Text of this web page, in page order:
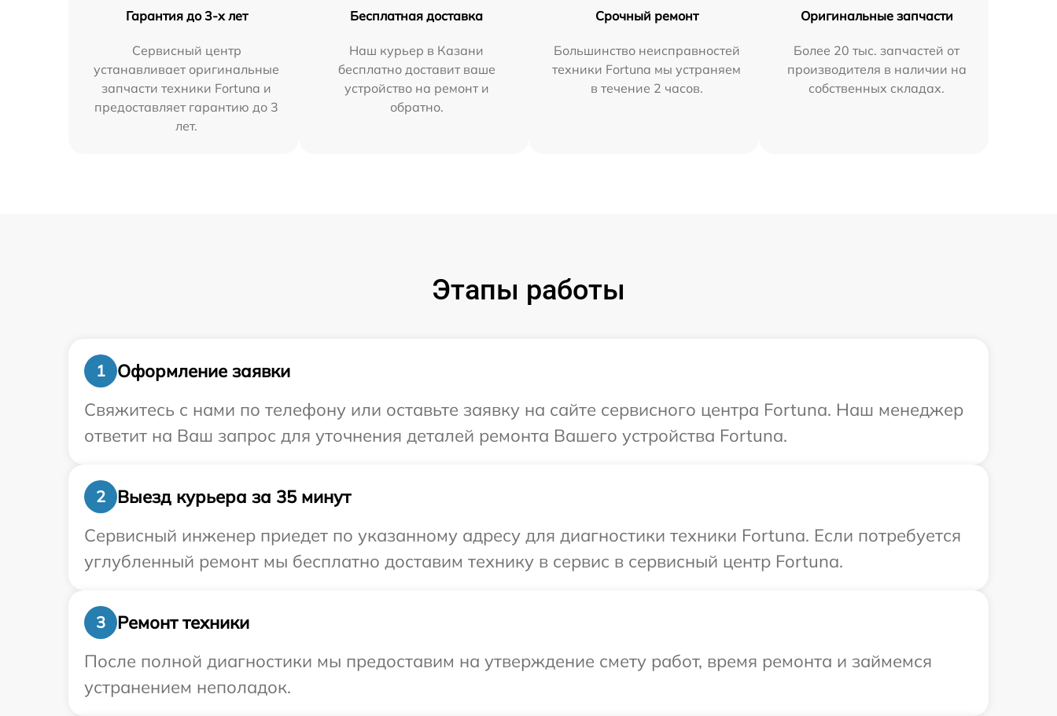
Гарантия до 3-х лет
Сервисный центр
устанавливает оригинальные
запчасти техники Fortuna и
предоставляет гарантию до 3
лет.
Бесплатная доставка
Наш курьер в Казани
бесплатно доставит ваше
устройство на ремонт и
обратно.
Срочный ремонт
Большинство неисправностей
техники Fortuna мы устраняем
в течение 2 часов.
Оригинальные запчасти
Более 20 тыс. запчастей от
производителя в наличии на
собственных складах.
Этапы работы
1
Оформление заявки
Свяжитесь с нами по телефону или оставьте заявку на сайте сервисного центра Fortuna. Наш менеджер
ответит на Ваш запрос для уточнения деталей ремонта Вашего устройства Fortuna.
2
Выезд курьера за 35 минут
Сервисный инженер приедет по указанному адресу для диагностики техники Fortuna. Если потребуется
углубленный ремонт мы бесплатно доставим технику в сервис в сервисный центр Fortuna.
3
Ремонт техники
После полной диагностики мы предоставим на утверждение смету работ, время ремонта и займемся
устранением неполадок.